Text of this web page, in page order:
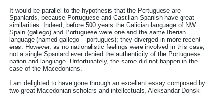
It would be parallel to the hypothesis that the Portuguese are
Spaniards, because Portuguese and Castillan Spanish have great
similarities. Indeed, before 500 years the Galician language of NW
Spain (gallego) and Portuguese were one and the same Iberian
language (named gallego – portugues); they diverged in more recent
eras. However, as no nationalistic feelings were involved in this case,
not a single Spaniard ever denied the authenticity of the Portuguese
nation and language. Unfortunately, the same did not happen in the
case of the Macedonians.
I am delighted to have gone through an excellent essay composed by
two great Macedonian scholars and intellectuals, Aleksandar Donski